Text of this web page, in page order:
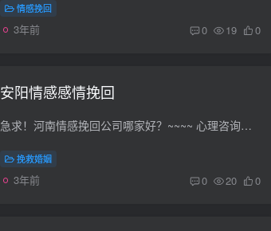
情感挽回
3年前 0 19 0
安阳情感感情挽回
急求！河南情感挽回公司哪家好？~~~~ 心理咨询师的话您可以找一下当地的心理咨询机构的；或者私人工作室，应该会比较好找的，可以上当地网站看看的； 如果是挽回婚姻的话，现在挽回机构客户都是...
挽救婚姻
3年前 0 20 0